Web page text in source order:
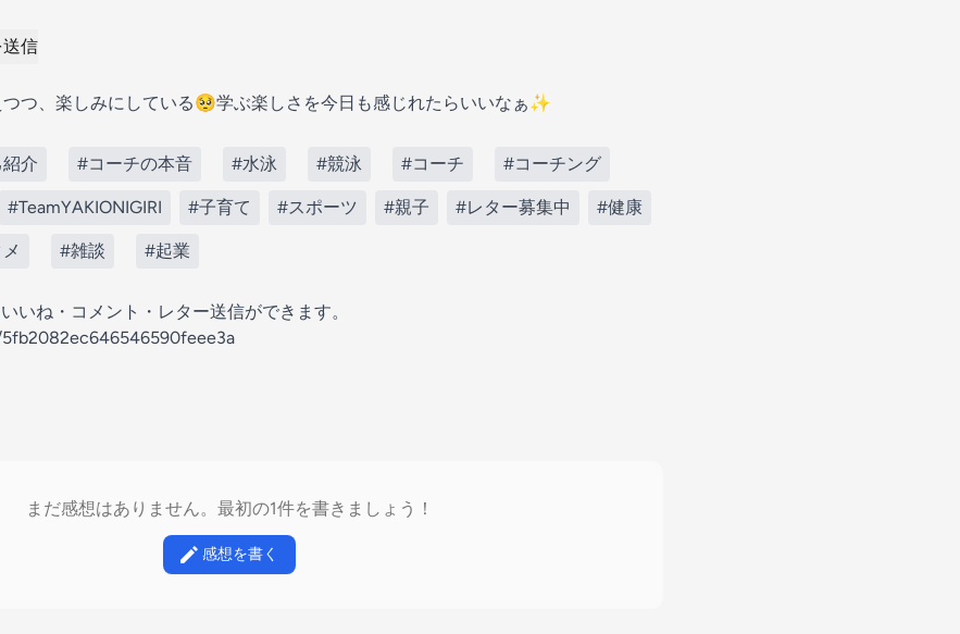
信
つ、楽しみにしている🥺学ぶ楽しさを今日も感じれたらいいなぁ✨
介 #コーチの本音 #水泳 #競泳 #コーチ #コーチング
#TeamYAKIONIGIRI #子育て #スポーツ #親子 #レター募集中 #健康
#雑談
#起業
いね・コメント・レター送信ができます。
まだ感想はありません。最初の1件を書きましょう！
感想を書く